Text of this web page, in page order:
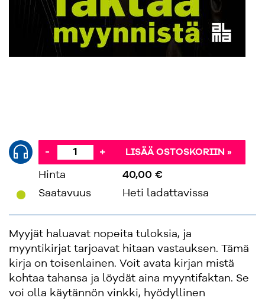
- + LISÄÄ OSTOSKORIIN »
Hinta
40,00 €
Saatavuus
Heti ladattavissa
Myyjät haluavat nopeita tuloksia, ja
myyntikirjat tarjoavat hitaan vastauksen. Tämä
kirja on toisenlainen. Voit avata kirjan mistä
kohtaa tahansa ja löydät aina myyntifaktan. Se
voi olla käytännön vinkki, hyödyllinen